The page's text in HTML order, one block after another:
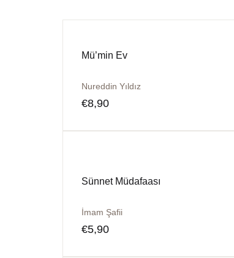
Mü’min Ev
Nureddin Yıldız
€8,90
Sünnet Müdafaası
İmam Şafii
€5,90